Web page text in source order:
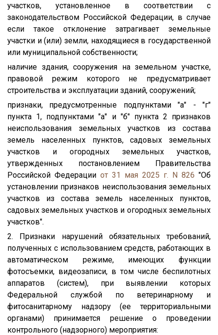
участков, установленное в соответствии с
законодательством Российской Федерации, в случае
если такое отклонение затрагивает земельные
участки и (или) земли, находящиеся в государственной
или муниципальной собственности;
наличие здания, сооружения на земельном участке,
правовой режим которого не предусматривает
строительства и эксплуатации зданий, сооружений;
признаки, предусмотренные подпунктами "а" - "г"
пункта 1, подпунктами "а" и "б" пункта 2 признаков
неиспользования земельных участков из состава
земель населенных пунктов, садовых земельных
участков и огородных земельных участков,
утвержденных постановлением Правительства
Российской Федерации от 31 мая 2025 г. N 826 "Об
установлении признаков неиспользования земельных
участков из состава земель населенных пунктов,
садовых земельных участков и огородных земельных
участков".
2. Признаки нарушений обязательных требований,
полученных с использованием средств, работающих в
автоматическом режиме, имеющих функции
фотосъемки, видеозаписи, в том числе беспилотных
аппаратов (систем), при выявлении которых
Федеральной службой по ветеринарному и
фитосанитарному надзору (ее территориальными
органами) принимается решение о проведении
контрольного (надзорного) мероприятия: